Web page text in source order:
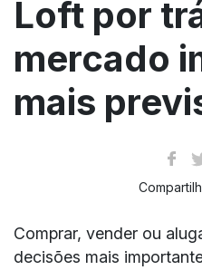
Loft por
mercado
mais
Comprar, vender ou
decisões mais